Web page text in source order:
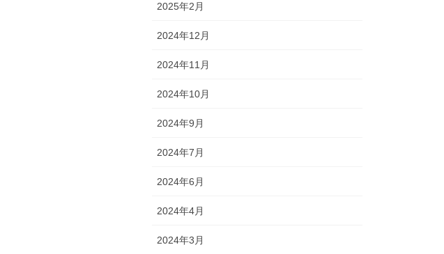
2025年2月
2024年12月
2024年11月
2024年10月
2024年9月
2024年7月
2024年6月
2024年4月
2024年3月